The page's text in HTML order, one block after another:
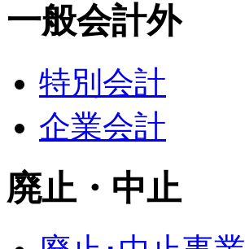
一般会計外
特別会計
企業会計
廃止・中止